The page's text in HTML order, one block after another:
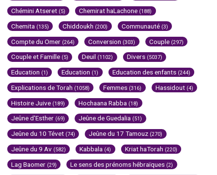
Chémini Atseret (5) Chemirat haLachone (188)
Chemita (135) Chiddoukh (200) Communauté (3)
Compte du Omer (264) Conversion (303) Couple (297)
Couple et Famille (5) Deuil (1102) Divers (5037)
Education (1) Education (1) Education des enfants (244)
Explications de Torah (1058) Femmes (316) Hassidout (4)
Histoire Juive (189) Hochaana Rabba (18)
Jeûne d'Esther (69) Jeûne de Guedalia (51)
Jeûne du 10 Tévet (74) Jeûne du 17 Tamouz (270)
Jeûne du 9 Av (582) Kabbala (4) Kriat haTorah (220)
Lag Baomer (29) Le sens des prénoms hébraïques (2)